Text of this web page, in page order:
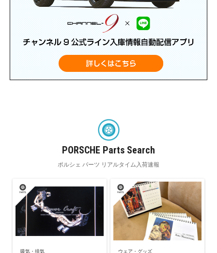
PORSCHE Parts Search
ポルシェ パーツ リアルタイム入荷速報
吸気・排気 ウェア・グッズ